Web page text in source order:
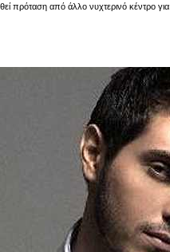
πρόταση από άλλο νυχτερινό κέντρο για